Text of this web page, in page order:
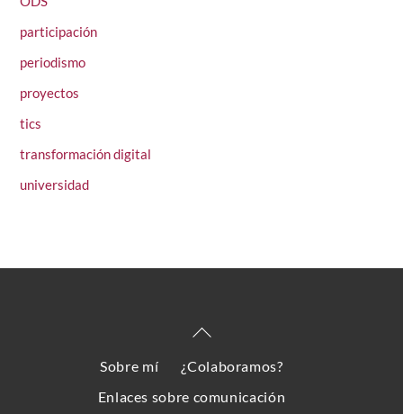
participación
periodismo
proyectos
tics
transformación digital
universidad
Back
Top
Sobre mí
¿Colaboramos?
Enlaces sobre comunicación